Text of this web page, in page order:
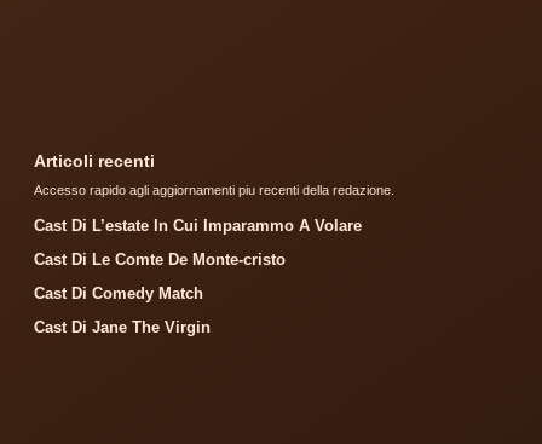
Articoli recenti
Accesso rapido agli aggiornamenti piu recenti della redazione.
Cast Di L’estate In Cui Imparammo A Volare
Cast Di Le Comte De Monte-cristo
Cast Di Comedy Match
Cast Di Jane The Virgin